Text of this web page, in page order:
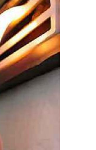
Вытяжки с угольным
фильтром